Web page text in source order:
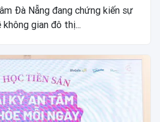
Đà Nẵng đang chứng kiến sự
gian đô thị...